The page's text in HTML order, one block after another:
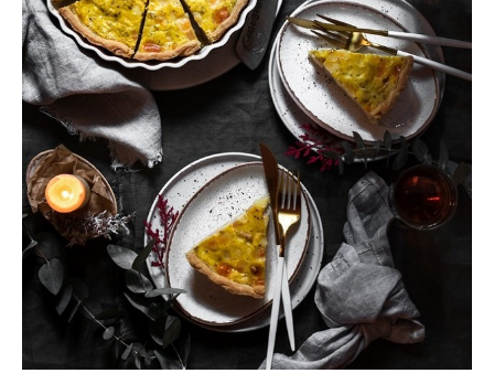
Moments of Mine
FAQ